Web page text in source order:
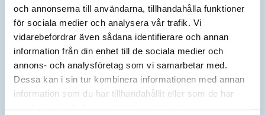
och annonserna till användarna, tillhandahålla funktioner
för sociala medier och analysera vår trafik. Vi
vidarebefordrar även sådana identifierare och annan
information från din enhet till de sociala medier och
annons- och analysföretag som vi samarbetar med.
Dessa kan i sin tur kombinera informationen med annan
information som du har tillhandahållit eller som de har
HÄR KAN DU BERÄKNA
PRISFÖRÄNDRING I DITT AVTAL
ANGE NUVARANDE AVTALSBELOPP:
SEK
ÄNDRINGSPROCENT ENLIGT AVTAL: